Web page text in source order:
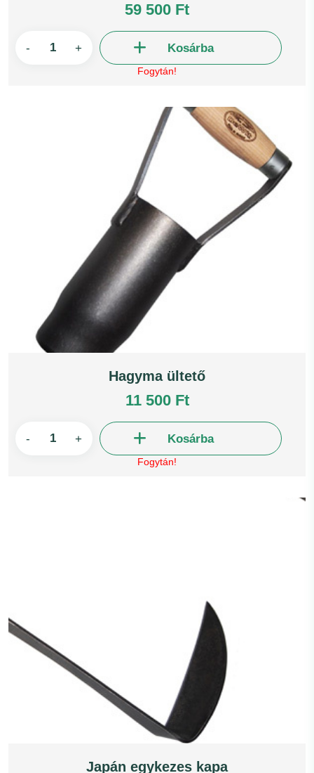
59 500 Ft
- + Kosárba
Fogytán!
Hagyma ültető
11 500 Ft
- + Kosárba
Fogytán!
Japán egykezes kapa